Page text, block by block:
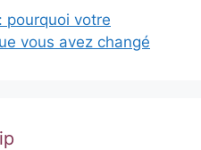
pourquoi votre
vous avez changé